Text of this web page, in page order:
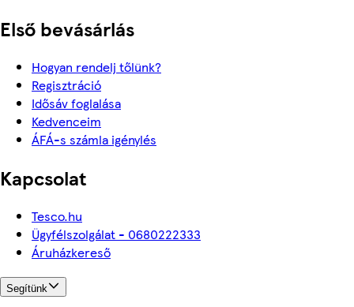
Első bevásárlás
Hogyan rendelj tőlünk?
Regisztráció
Idősáv foglalása
Kedvenceim
ÁFÁ-s számla igénylés
Kapcsolat
Tesco.hu
Ügyfélszolgálat - 0680222333
Áruházkereső
Segítünk